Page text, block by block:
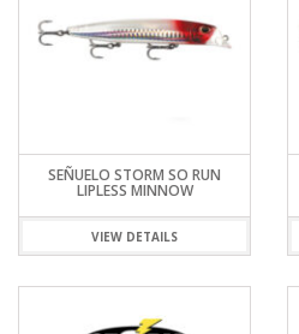
SEÑUELO STORM SO RUN
LIPLESS MINNOW
VIEW DETAILS